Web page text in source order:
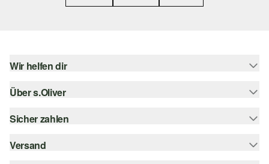
Wir helfen dir
Hilfe & FAQ
Größenberatung
Über s.Oliver
Newsletter
s.Oliver Card
Sicher zahlen
Rechnung
Versand